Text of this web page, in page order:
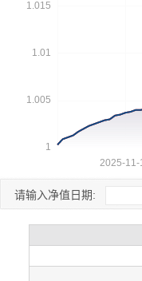
请输入净值日期: